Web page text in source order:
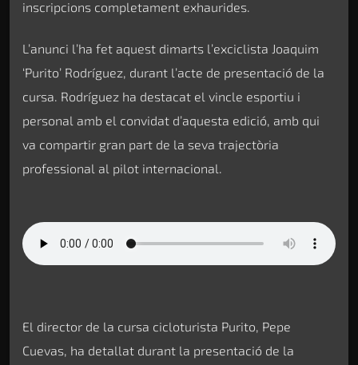
inscripcions completament exhaurides.
L’anunci l’ha fet aquest dimarts l’exciclista Joaquim
‘Purito’ Rodríguez, durant l’acte de presentació de la
cursa. Rodríguez ha destacat el vincle esportiu i
personal amb el convidat d’aquesta edició, amb qui
va compartir gran part de la seva trajectòria
professional al pilot internacional.
El director de la cursa cicloturista Purito, Pepe
Cuevas, ha detallat durant la presentació de la